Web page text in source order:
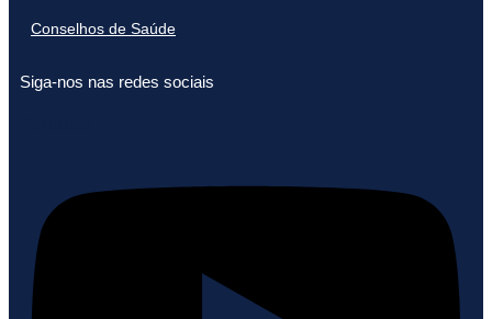
Conselhos de Saúde
Siga-nos nas redes sociais